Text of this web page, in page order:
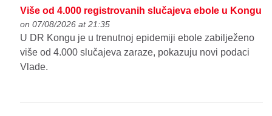
Više od 4.000 registrovanih slučajeva ebole u Kongu
on 07/08/2026 at 21:35
U DR Kongu je u trenutnoj epidemiji ebole zabilježeno
više od 4.000 slučajeva zaraze, pokazuju novi podaci
Vlade.